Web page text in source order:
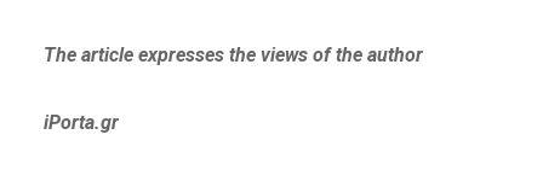
The article expresses the views of the author
iPorta.gr